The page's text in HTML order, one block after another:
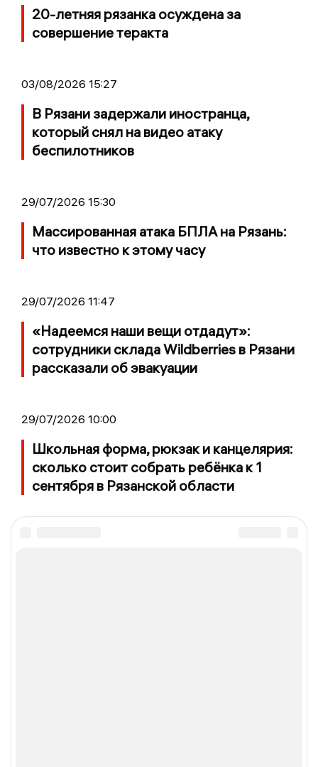
20-летняя рязанка осуждена за
совершение теракта
03/08/2026 15:27
В Рязани задержали иностранца,
который снял на видео атаку
беспилотников
29/07/2026 15:30
Массированная атака БПЛА на Рязань:
что известно к этому часу
29/07/2026 11:47
«Надеемся наши вещи отдадут»:
сотрудники склада Wildberries в Рязани
рассказали об эвакуации
29/07/2026 10:00
Школьная форма, рюкзак и канцелярия:
сколько стоит собрать ребёнка к 1
сентября в Рязанской области